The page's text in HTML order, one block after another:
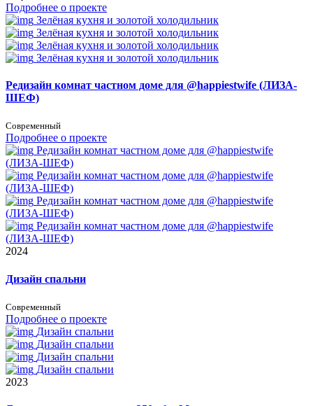
Подробнее о проекте
Зелёная кухня и золотой холодильник
Зелёная кухня и золотой холодильник
Зелёная кухня и золотой холодильник
Зелёная кухня и золотой холодильник
Редизайн комнат частном доме для @happiestwife (ЛИЗА-
ШЕФ)
Современный
Подробнее о проекте
Редизайн комнат частном доме для @happiestwife
(ЛИЗА-ШЕФ)
Редизайн комнат частном доме для @happiestwife
(ЛИЗА-ШЕФ)
Редизайн комнат частном доме для @happiestwife
(ЛИЗА-ШЕФ)
Редизайн комнат частном доме для @happiestwife
(ЛИЗА-ШЕФ)
2024
Дизайн спальни
Современный
Подробнее о проекте
Дизайн спальни
Дизайн спальни
Дизайн спальни
Дизайн спальни
2023